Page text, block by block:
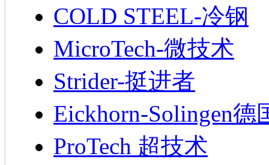
COLD STEEL-冷钢
MicroTech-微技术
Strider-挺进者
Eickhorn-Solingen德
ProTech 超技术